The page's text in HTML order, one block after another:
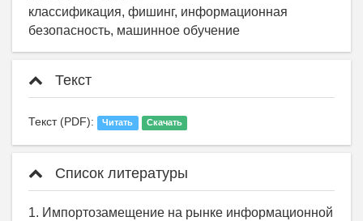
классификация, фишинг, информационная
безопасность, машинное обучение
Текст
Текст (PDF): Читать Скачать
Список литературы
1. Импортозамещение на рынке информационной